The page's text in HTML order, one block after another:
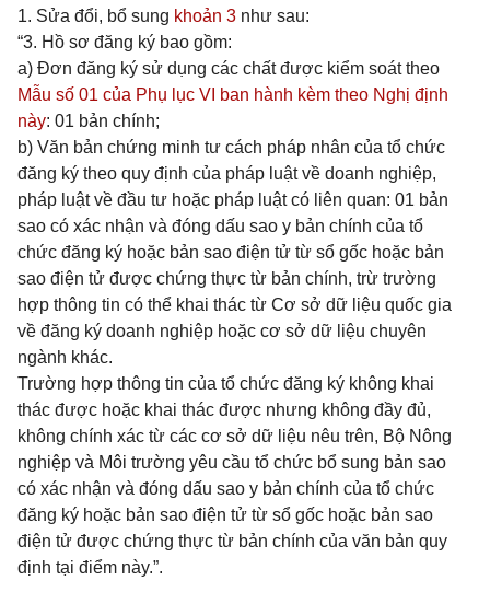
1. Sửa đổi, bổ sung khoản 3 như sau:
“3. Hồ sơ đăng ký bao gồm:
a) Đơn đăng ký sử dụng các chất được kiểm soát theo
Mẫu số 01 của Phụ lục VI ban hành kèm theo Nghị định
này: 01 bản chính;
b) Văn bản chứng minh tư cách pháp nhân của tổ chức
đăng ký theo quy định của pháp luật về doanh nghiệp,
pháp luật về đầu tư hoặc pháp luật có liên quan: 01 bản
sao có xác nhận và đóng dấu sao y bản chính của tổ
chức đăng ký hoặc bản sao điện tử từ sổ gốc hoặc bản
sao điện tử được chứng thực từ bản chính, trừ trường
hợp thông tin có thể khai thác từ Cơ sở dữ liệu quốc gia
về đăng ký doanh nghiệp hoặc cơ sở dữ liệu chuyên
ngành khác.
Trường hợp thông tin của tổ chức đăng ký không khai
thác được hoặc khai thác được nhưng không đầy đủ,
không chính xác từ các cơ sở dữ liệu nêu trên, Bộ Nông
nghiệp và Môi trường yêu cầu tổ chức bổ sung bản sao
có xác nhận và đóng dấu sao y bản chính của tổ chức
đăng ký hoặc bản sao điện tử từ sổ gốc hoặc bản sao
điện tử được chứng thực từ bản chính của văn bản quy
định tại điểm này.”.